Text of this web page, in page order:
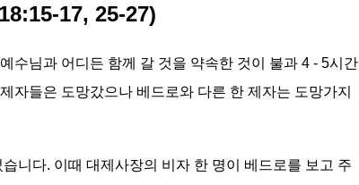
17, 25-27)
수님과 어디든 함께 갈 것을 약속한 것이 불과 4 - 5시간
자들은 도망갔으나 베드로와 다른 한 제자는 도망가지
니다. 이때 대제사장의 비자 한 명이 베드로를 보고 주